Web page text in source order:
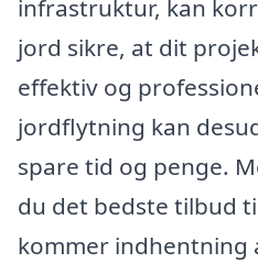
infrastruktur, kan
jord sikre, at dit
effektiv og
jordflytning kan
spare tid og penge.
du det bedste tilbud
kommer indhentning